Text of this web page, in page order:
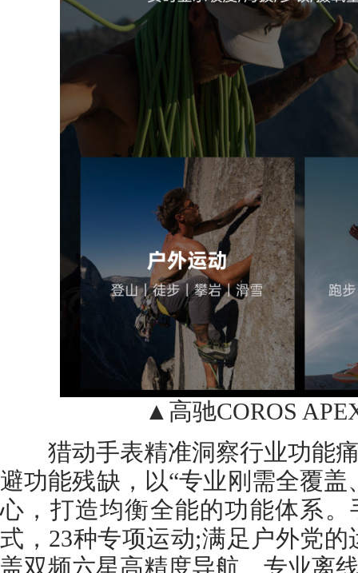
▲高驰COROS
猎动手表精准洞察行业功能痛
避功能残缺，以“专业刚需全覆
心，打造均衡全能的功能体系。
式，23种专项运动;满足户外党
盖双频六星高精度导航、专业离